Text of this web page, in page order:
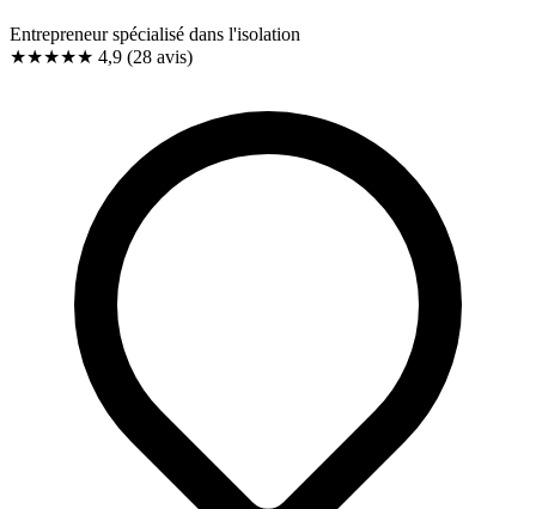
Entrepreneur spécialisé dans l'isolation
★★★★★ 4,9 (28 avis)